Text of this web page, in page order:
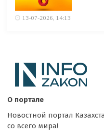
13-07-2026, 14:13
О портале
Новостной портал
со всего мира!